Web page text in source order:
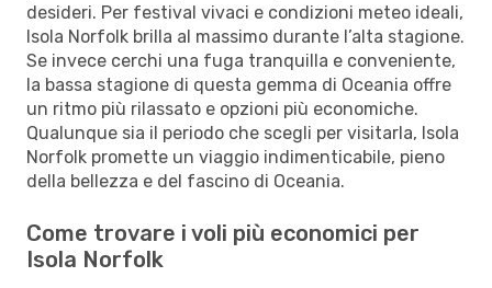
desideri. Per festival vivaci e condizioni meteo ideali,
Isola Norfolk brilla al massimo durante l’alta stagione.
Se invece cerchi una fuga tranquilla e conveniente,
la bassa stagione di questa gemma di Oceania offre
un ritmo più rilassato e opzioni più economiche.
Qualunque sia il periodo che scegli per visitarla, Isola
Norfolk promette un viaggio indimenticabile, pieno
della bellezza e del fascino di Oceania.
Come trovare i voli più economici per
Isola Norfolk